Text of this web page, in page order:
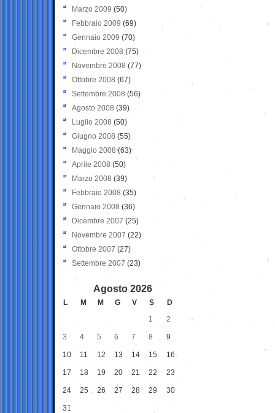
Marzo 2009 (50)
Febbraio 2009 (69)
Gennaio 2009 (70)
Dicembre 2008 (75)
Novembre 2008 (77)
Ottobre 2008 (67)
Settembre 2008 (56)
Agosto 2008 (39)
Luglio 2008 (50)
Giugno 2008 (55)
Maggio 2008(63)
Aprile 2008 (50)
Marzo 2008 (39)
Febbraio 2008 (35)
Gennaio 2008 (36)
Dicembre 2007 (25)
Novembre 2007 (22)
Ottobre 2007 (27)
Settembre 2007 (23)
Agosto 2026
L M M G V S
D
1
2
3 4 5 6 7 8 9
10 11 12 13 14 15 16
17 18 19 20 21 22 23
24 25 26 27 28 29 30
31